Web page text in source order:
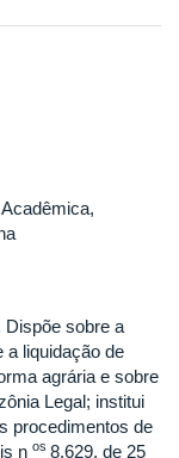
Dispõe sobre a
a liquidação de
agrária e sobre
Legal; institui
procedimentos de
n os 8.629, de 25